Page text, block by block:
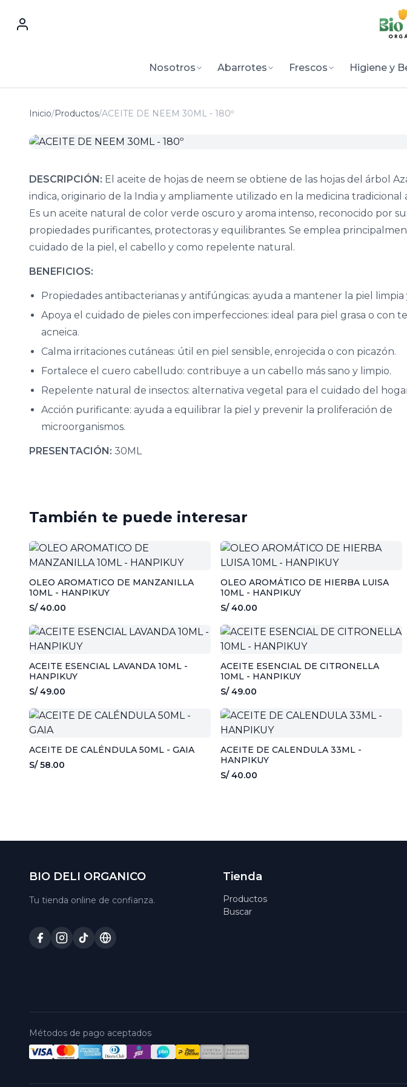
Nosotros Abarrotes Frescos Higiene y
Inicio/Productos/ACEITE DE NEEM 30ML - 180º
DESCRIPCIÓN: El aceite de hojas de neem se obtiene de las hojas del árbol
indica, originario de la India y ampliamente utilizado en la medicina tradicional
Es un aceite natural de color verde oscuro y aroma intenso, reconocido por
propiedades purificantes, protectoras y equilibrantes. Se emplea
cuidado de la piel, el cabello y como repelente natural.
BENEFICIOS:
Propiedades antibacterianas y antifúngicas: ayuda a mantener la piel limpia
Apoya el cuidado de pieles con imperfecciones: ideal para piel grasa o con
acneica.
Calma irritaciones cutáneas: útil en piel sensible, enrojecida o con picazón.
Fortalece el cuero cabelludo: contribuye a un cabello más sano y limpio.
Repelente natural de insectos: alternativa vegetal para el cuidado del
Acción purificante: ayuda a equilibrar la piel y prevenir la proliferación de
microorganismos.
PRESENTACIÓN: 30ML
También te puede interesar
OLEO AROMATICO DE MANZANILLA
10ML - HANPIKUY
S/ 40.00
OLEO AROMÁTICO DE HIERBA LUISA
10ML - HANPIKUY
S/ 40.00
ACEITE ESENCIAL LAVANDA 10ML -
HANPIKUY
S/ 49.00
ACEITE ESENCIAL DE CITRONELLA
10ML - HANPIKUY
S/ 49.00
ACEITE DE CALÉNDULA 50ML - GAIA
S/ 58.00
ACEITE DE CALENDULA 33ML -
HANPIKUY
S/ 40.00
BIO DELI ORGANICO
Tu tienda online de confianza.
Tienda
Productos
Buscar
Métodos de pago aceptados